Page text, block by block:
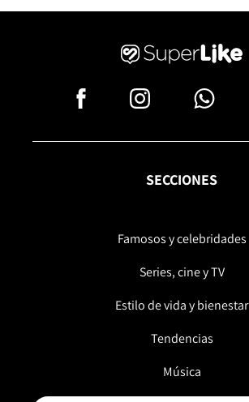
SECCIONES
Famosos y celebridades
Series, cine y TV
Estilo de vida y bienestar
Tendencias
Música